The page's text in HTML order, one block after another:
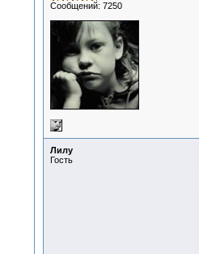
Сообщений: 7250
Лилу
Гость